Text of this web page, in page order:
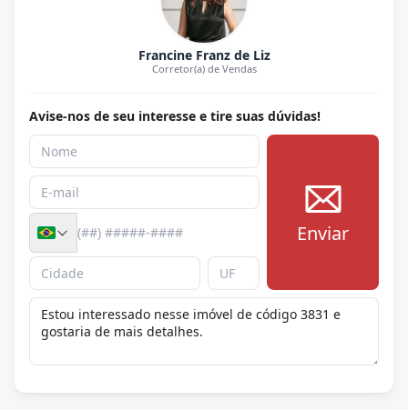
Francine Franz de Liz
Corretor(a) de Vendas
Avise-nos de seu interesse e tire suas dúvidas!
Enviar